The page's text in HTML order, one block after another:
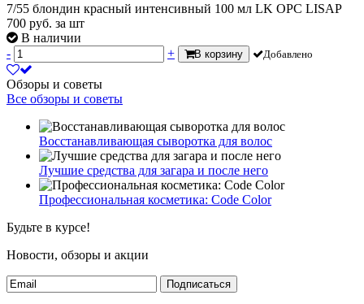
7/55 блондин красный интенсивный 100 мл LK OPC LISAP
700 руб. за шт
В наличии
-
+ В корзину Добавлено
Обзоры и советы
Все обзоры и советы
Восстанавливающая сыворотка для волос
Лучшие средства для загара и после него
Профессиональная косметика: Code Color
Будьте в курсе!
Новости, обзоры и акции
Подписаться